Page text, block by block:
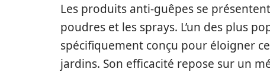
Les produits anti-guêpes se
poudres et les sprays. L’un des plus
spécifiquement conçu pour éloigner
jardins. Son efficacité repose sur un